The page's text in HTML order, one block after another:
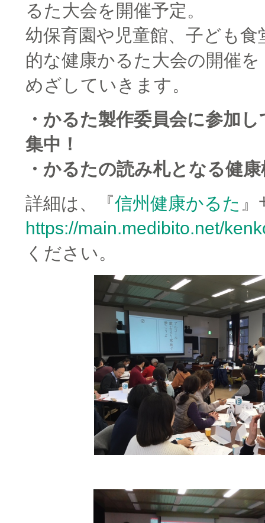
るた大会を開催予定。
幼保育園や児童館、子ども
的な健康かるた大会の開催を
めざしていきます。
・かるた製作委員会に参加
集中！
・かるたの読み札となる健
詳細は、『信州健康かるた
https://main.medibito.net/
ください。